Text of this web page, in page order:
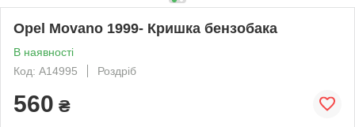
Opel Movano 1999- Кришка бензобака
В наявності
Код: A14995
Роздріб
560 ₴